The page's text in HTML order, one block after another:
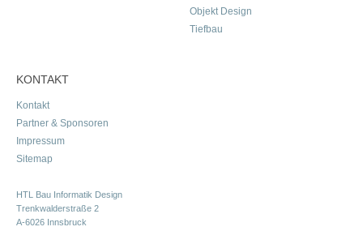
Objekt Design
Tiefbau
KONTAKT
Kontakt
Partner & Sponsoren
Impressum
Sitemap
HTL Bau Informatik Design
Trenkwalderstraße 2
A-6026 Innsbruck